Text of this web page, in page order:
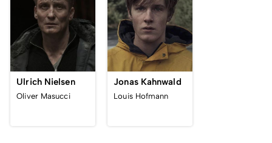
Ulrich Nielsen
Oliver Masucci
Jonas Kahnwald
Louis Hofmann